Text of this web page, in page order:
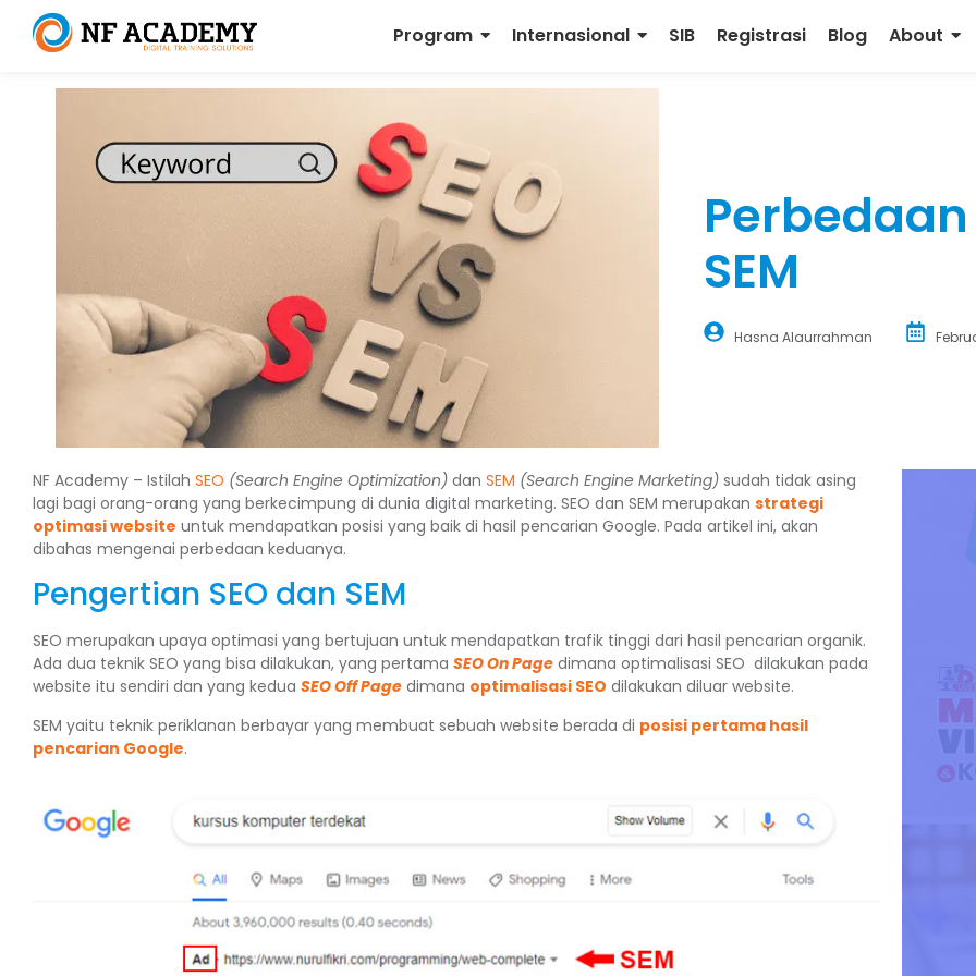
Program Internasional SIB Registrasi Blog About
Perbedaan
SEM
Hasna Alaurrahman
NF Academy – Istilah SEO (Search Engine Optimization) dan SEM (Search Engine Marketing) sudah tidak asing
lagi bagi orang-orang yang berkecimpung di dunia digital marketing. SEO dan SEM merupakan strategi
optimasi website untuk mendapatkan posisi yang baik di hasil pencarian Google. Pada artikel ini, akan
dibahas mengenai perbedaan keduanya.
Pengertian SEO dan SEM
SEO merupakan upaya optimasi yang bertujuan untuk mendapatkan trafik tinggi dari hasil pencarian organik.
Ada dua teknik SEO yang bisa dilakukan, yang pertama SEO On Page dimana optimalisasi SEO dilakukan pada
website itu sendiri dan yang kedua SEO Off Page dimana optimalisasi SEO dilakukan diluar website.
SEM yaitu teknik periklanan berbayar yang membuat sebuah website berada di posisi pertama hasil
pencarian Google.